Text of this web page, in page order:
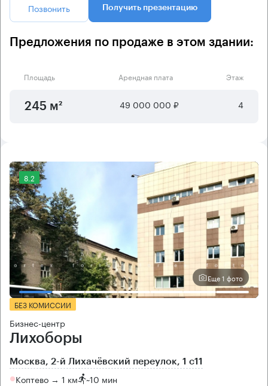
Позвонить Получить презентацию
Предложения по продаже в этом здании:
Площадь Арендная плата Этаж
245 м² 49 000 000 ₽ 4
8.2
Еще 1 фото
БЕЗ КОМИССИИ
Бизнес-центр
Лихоборы
Москва, 2-й Лихачёвский переулок, 1 с11
Коптево → 1 км ~10 мин